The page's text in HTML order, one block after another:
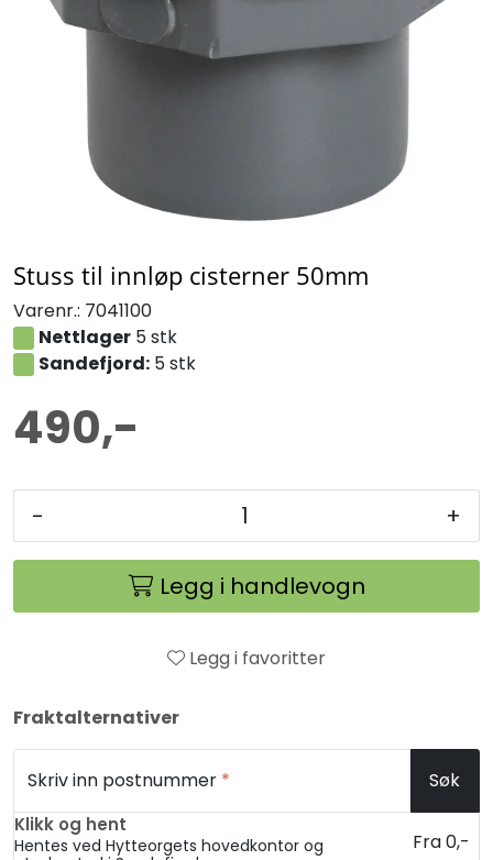
Stuss til innløp cisterner 50mm
Varenr.: 7041100
Nettlager5 stk
Sandefjord:5 stk
490,-
- +
Legg i handlevogn
Legg i favoritter
Fraktalternativer
Skriv inn postnummer * Søk
Klikk og hent
Hentes ved Hytteorgets hovedkontor og
Fra 0,-